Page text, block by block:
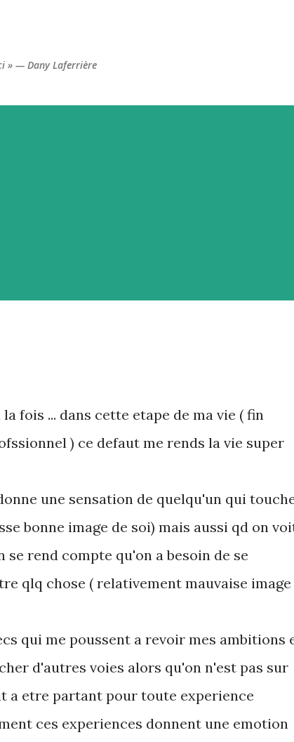
» — Dany Laferrière
fois ... dans cette etape de ma vie ( fin
) ce defaut me rends la vie super
une sensation de quelqu'un qui
bonne image de soi) mais aussi qd on
rend compte qu'on a besoin de se
qlq chose ( relativement mauvaise image
qui me poussent a revoir mes ambitions
d'autres voies alors qu'on n'est pas sur
a etre partant pour toute experience
ces experiences donnent une emotion